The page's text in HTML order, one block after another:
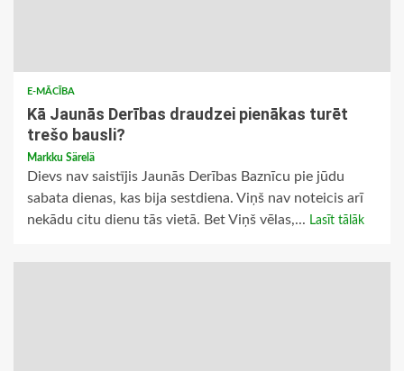
E-MĀCĪBA
Kā Jaunās Derības draudzei pienākas turēt
trešo bausli?
Markku Särelä
Dievs nav saistījis Jaunās Derības Baznīcu pie jūdu
sabata dienas, kas bija sestdiena. Viņš nav noteicis arī
nekādu citu dienu tās vietā. Bet Viņš vēlas,... Lasīt tālāk